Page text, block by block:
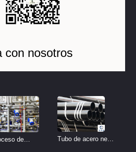
con nosotros
de
Tubo de acero negro